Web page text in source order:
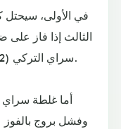
سراي التركي (2) بالفوز على ضيفه سان جرمان (13).
أما غلطة
وفشل بروج بالفوز